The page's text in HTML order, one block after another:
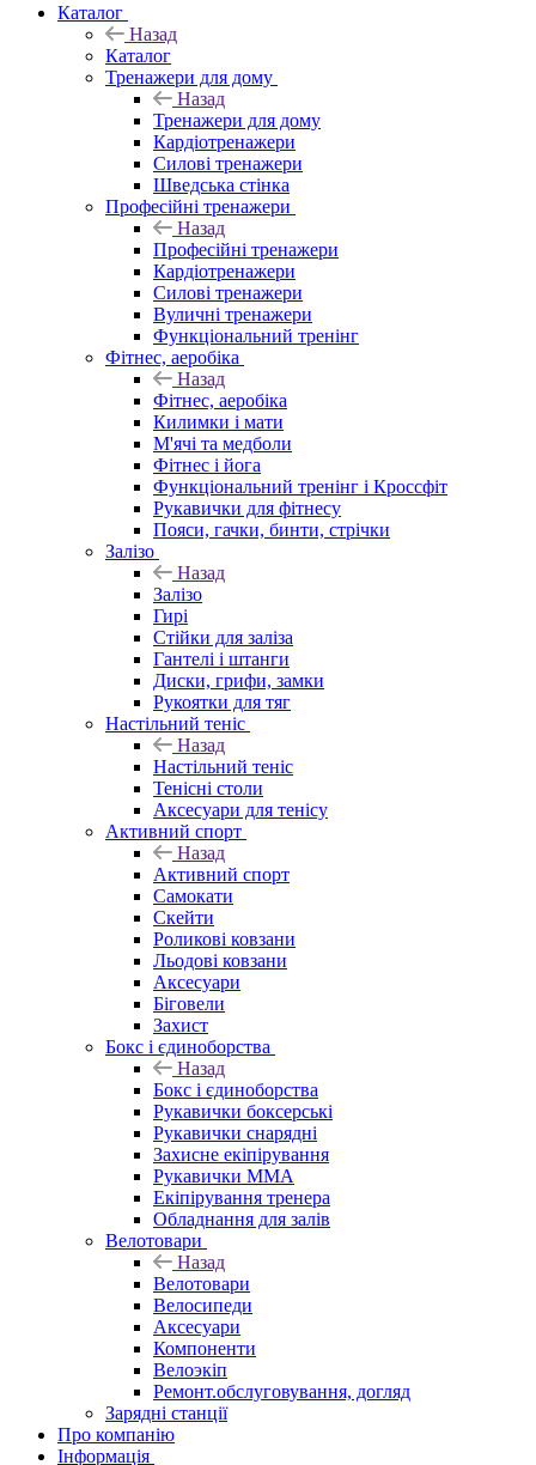
Каталог
Назад
Каталог
Тренажери для дому
Назад
Тренажери для дому
Кардіотренажери
Силові тренажери
Шведська стінка
Професійні тренажери
Назад
Професійні тренажери
Кардіотренажери
Силові тренажери
Вуличні тренажери
Функціональний тренінг
Фітнес, аеробіка
Назад
Фітнес, аеробіка
Килимки і мати
М'ячі та медболи
Фітнес і йога
Функціональний тренінг і Кроссфіт
Рукавички для фітнесу
Пояси, гачки, бинти, стрічки
Залізо
Назад
Залізо
Гирі
Стійки для заліза
Гантелі і штанги
Диски, грифи, замки
Рукоятки для тяг
Настільний теніс
Назад
Настільний теніс
Тенісні столи
Аксесуари для тенісу
Активний спорт
Назад
Активний спорт
Самокати
Скейти
Роликові ковзани
Льодові ковзани
Аксесуари
Біговели
Захист
Бокс і єдиноборства
Назад
Бокс і єдиноборства
Рукавички боксерські
Рукавички снарядні
Захисне екіпірування
Рукавички ММА
Екіпірування тренера
Обладнання для залів
Велотовари
Назад
Велотовари
Велосипеди
Аксесуари
Компоненти
Велоэкіп
Ремонт.обслуговування, догляд
Зарядні станції
Про компанію
Інформація